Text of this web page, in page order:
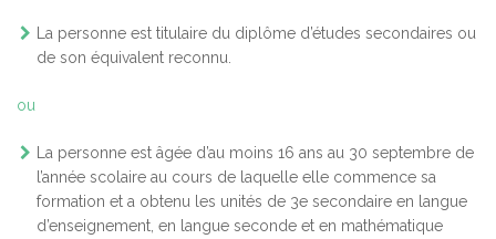
La personne est titulaire du diplôme d’études secondaires ou
de son équivalent reconnu.
ou
La personne est âgée d’au moins 16 ans au 30 septembre de
l’année scolaire au cours de laquelle elle commence sa
formation et a obtenu les unités de 3e secondaire en langue
d’enseignement, en langue seconde et en mathématique